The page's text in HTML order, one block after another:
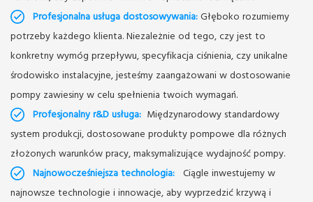
Profesjonalna usługa dostosowywania:Głęboko rozumiemy
potrzeby każdego klienta. Niezależnie od tego, czy jest to
konkretny wymóg przepływu, specyfikacja ciśnienia, czy unikalne
środowisko instalacyjne, jesteśmy zaangażowani w dostosowanie
pompy zawiesiny w celu spełnienia twoich wymagań.
Profesjonalny r&D usługa: Międzynarodowy standardowy
system produkcji, dostosowane produkty pompowe dla różnych
złożonych warunków pracy, maksymalizujące wydajność pompy.
Najnowocześniejsza technologia: Ciągle inwestujemy w
najnowsze technologie i innowacje, aby wyprzedzić krzywą i